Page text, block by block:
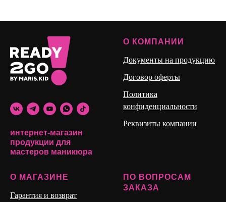
интернет-магазин
продукции для
мастеров маникюра
О КОМПАНИИ
Документы на продукцию
Договор оферты
Политика
конфиденциальности
Реквизиты компании
О МАГАЗИНЕ
Гарантия и возврат
ПО ВОПРОСАМ
ЗАКАЗА